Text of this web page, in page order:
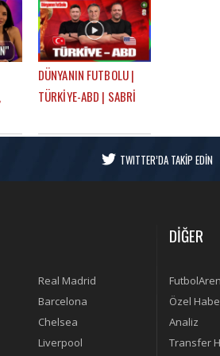
DOĞRU | MEHMET AYAN,
GÖKHAN DİNÇ
DÜNYANIN FUTBOLU |
TÜRKİYE-ABD | SABRİ
ŞENTÜRK, MEHMET AYAN
TWITTER’DA TAKİP EDİN
Real Madrid
Barcelona
Chelsea
Liverpool
DİĞER
Özel
Analiz
Transfer